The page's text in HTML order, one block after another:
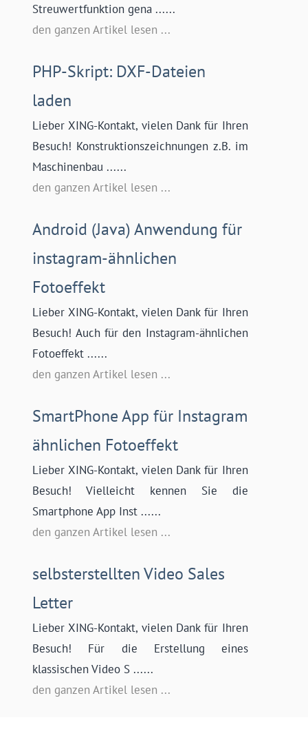
Streuwertfunktion gena ......
den ganzen Artikel lesen ...
PHP-Skript: DXF-Dateien
laden
Lieber XING-Kontakt, vielen Dank für Ihren
Besuch! Konstruktionszeichnungen z.B. im
Maschinenbau ......
den ganzen Artikel lesen ...
Android (Java) Anwendung für
instagram-ähnlichen
Fotoeffekt
Lieber XING-Kontakt, vielen Dank für Ihren
Besuch! Auch für den Instagram-ähnlichen
Fotoeffekt ......
den ganzen Artikel lesen ...
SmartPhone App für Instagram
ähnlichen Fotoeffekt
Lieber XING-Kontakt, vielen Dank für Ihren
Besuch! Vielleicht kennen Sie die
Smartphone App Inst ......
den ganzen Artikel lesen ...
selbsterstellten Video Sales
Letter
Lieber XING-Kontakt, vielen Dank für Ihren
Besuch! Für die Erstellung eines
klassischen Video S ......
den ganzen Artikel lesen ...